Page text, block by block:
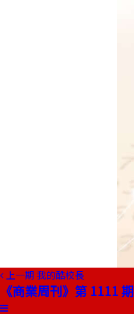
上一期 我的酷校長
《商業周刊》第 1111 期